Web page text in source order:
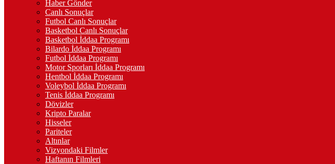
Haber Gönder
Canlı Sonuçlar
Futbol Canlı Sonuçlar
Basketbol Canlı Sonuçlar
Basketbol İddaa Programı
Bilardo İddaa Programı
Futbol İddaa Programı
Motor Sporları İddaa Programı
Hentbol İddaa Programı
Voleybol İddaa Programı
Tenis İddaa Programı
Dövizler
Kripto Paralar
Hisseler
Pariteler
Altınlar
Vizyondaki Filmler
Haftanın Filmleri